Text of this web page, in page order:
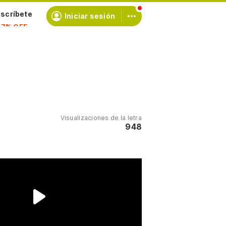
Iniciar sesión
Visualizaciones de la letra
948